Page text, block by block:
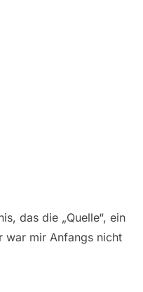
das die „Quelle“, ein
war mir Anfangs nicht